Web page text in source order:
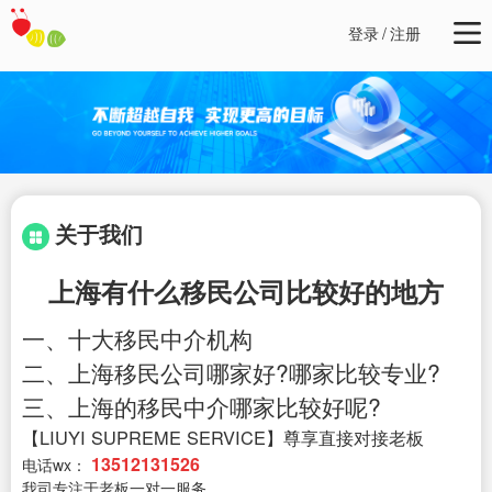
登录/注册
关于我们
上海有什么移民公司比较好的地方
一、十大移民中介机构
二、上海移民公司哪家好?哪家比较专业?
三、上海的移民中介哪家比较好呢?
【LIUYI SUPREME SERVICE】尊享直接对接老板
电话wx： 13512131526